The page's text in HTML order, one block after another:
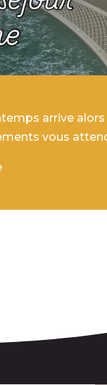
arrive
vous